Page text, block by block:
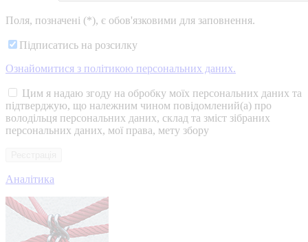
Поля, позначені (*), є обов'язковими для заповнення.
Підписатись на розсилку
Ознайомитися з політикою персональних даних.
Цим я надаю згоду на обробку моїх персональних даних та
підтверджую, що належним чином повідомлений(а) про
володільця персональних даних, склад та зміст зібраних
персональних даних, мої права, мету збору
Аналітика